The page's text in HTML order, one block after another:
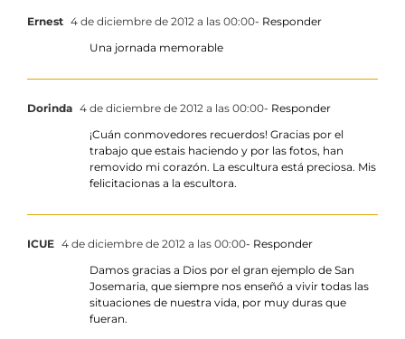
Ernest 4 de diciembre de 2012 a las 00:00- Responder
Una jornada memorable
Dorinda 4 de diciembre de 2012 a las 00:00- Responder
¡Cuán conmovedores recuerdos! Gracias por el
trabajo que estais haciendo y por las fotos, han
removido mi corazón. La escultura está preciosa. Mis
felicitacionas a la escultora.
ICUE 4 de diciembre de 2012 a las 00:00- Responder
Damos gracias a Dios por el gran ejemplo de San
Josemaria, que siempre nos enseñó a vivir todas las
situaciones de nuestra vida, por muy duras que
fueran.